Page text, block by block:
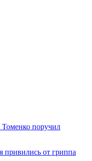
Томенко поручил
привились от гриппа